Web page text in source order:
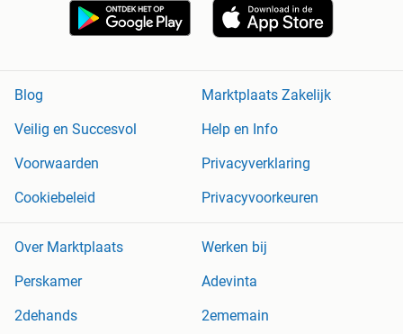
Blog
Marktplaats Zakelijk
Veilig en Succesvol
Help en Info
Voorwaarden
Privacyverklaring
Cookiebeleid
Privacyvoorkeuren
Over Marktplaats
Werken bij
Perskamer
Adevinta
2dehands
2ememain